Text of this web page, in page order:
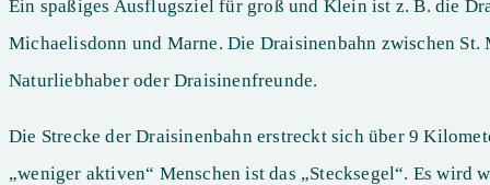
Ein spaßiges Ausflugsziel für groß und Klein ist z. B. die
Michaelisdonn und Marne. Die Draisinenbahn zwischen
Naturliebhaber oder Draisinenfreunde.
Die Strecke der Draisinenbahn erstreckt sich über 9
„weniger aktiven“ Menschen ist das „Stecksegel“. Es